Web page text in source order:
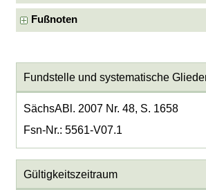
Fußnoten
Fundstelle und systematische
SächsABl. 2007 Nr. 48, S. 1658
Fsn-Nr.: 5561-V07.1
Gültigkeitszeitraum